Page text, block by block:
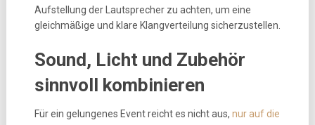
Aufstellung der Lautsprecher zu achten, um eine
gleichmäßige und klare Klangverteilung sicherzustellen.
Sound, Licht und Zubehör
sinnvoll kombinieren
Für ein gelungenes Event reicht es nicht aus, nur auf die